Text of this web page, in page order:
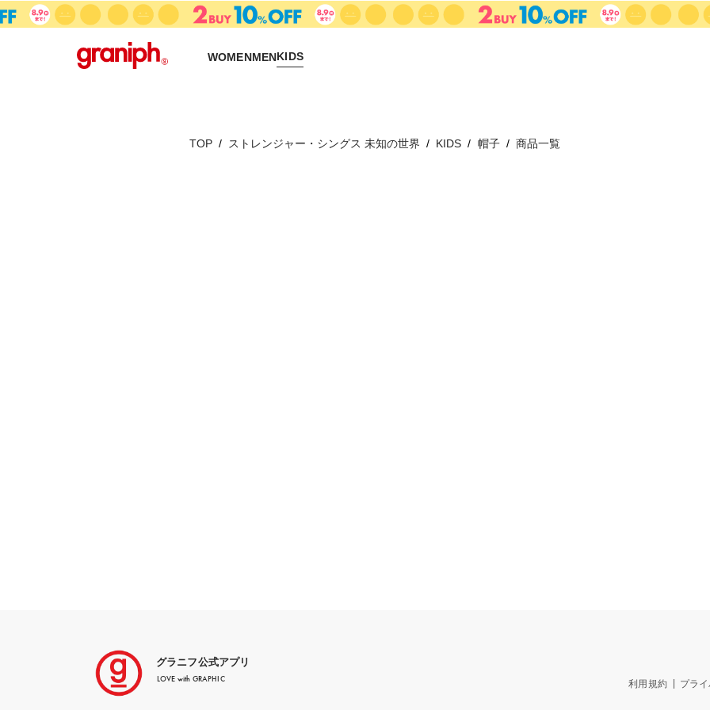
WOMENMENKIDS
TOP ストレンジャー・シングス 未知の世界 KIDS 帽子 商品一覧
グラニフ公式アプリ
LOVE with GRAPHIC 利用規約 プラ